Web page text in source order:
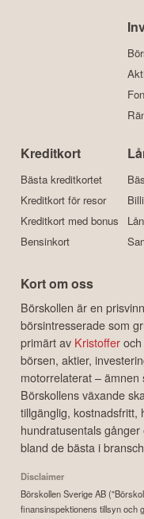
Kreditkort
Bästa kreditkortet
Kreditkort för resor
Kreditkort med bonus
Bensinkort
Kort om oss
Börskollen är en
börsintresserade som
primärt av Kristofferoch
börsen, aktier,
motorrelaterat –
Börskollens växande
tillgänglig,
hundratusentals
bland de bästa i
Disclaimer
Börskollen Sverige AB
finansinspektionens tillsyn och